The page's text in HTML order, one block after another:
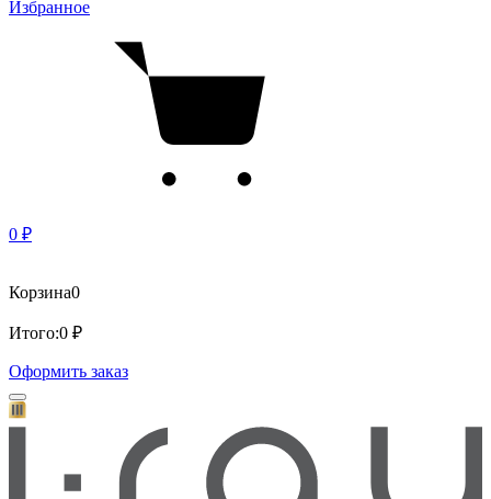
Избранное
0 ₽
Корзина0
Итого:0 ₽
Оформить заказ